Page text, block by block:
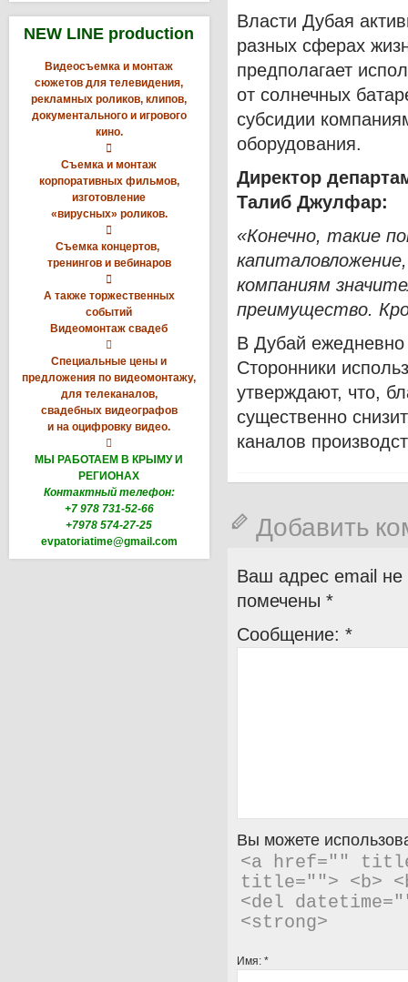
NEW LINE production
Видеосъемка и монтаж
сюжетов для телевидения,
рекламных роликов, клипов,
документального и игрового
кино.

Съемка и монтаж
корпоративных фильмов,
изготовление
«вирусных» роликов.

Съемка концертов,
тренингов и вебинаров

А также торжественных
событий
Видеомонтаж свадеб

Специальные цены и
предложения по видеомонтажу,
для телеканалов,
свадебных видеографов
и на оцифровку видео.

МЫ РАБОТАЕМ В КРЫМУ И
РЕГИОНАХ
Контактный телефон:
+7 978 731-52-66
+7978 574-27-25
evpatoriatime@gmail.com
Власти Дубая
разных сферах
предполагает
от солнечных
субсидии
оборудования.
Директор
Талиб Джулфар:
«Конечно, такие
компаниям
преимущество.
В Дубай ежедневно
Сторонники
утверждают, что,
существенно
каналов
Добавить
Ваш адрес email не
помечены *
Сообщение: *
Вы можете
<a href=""
title=""> <b>
<del
<strong>
Имя: *